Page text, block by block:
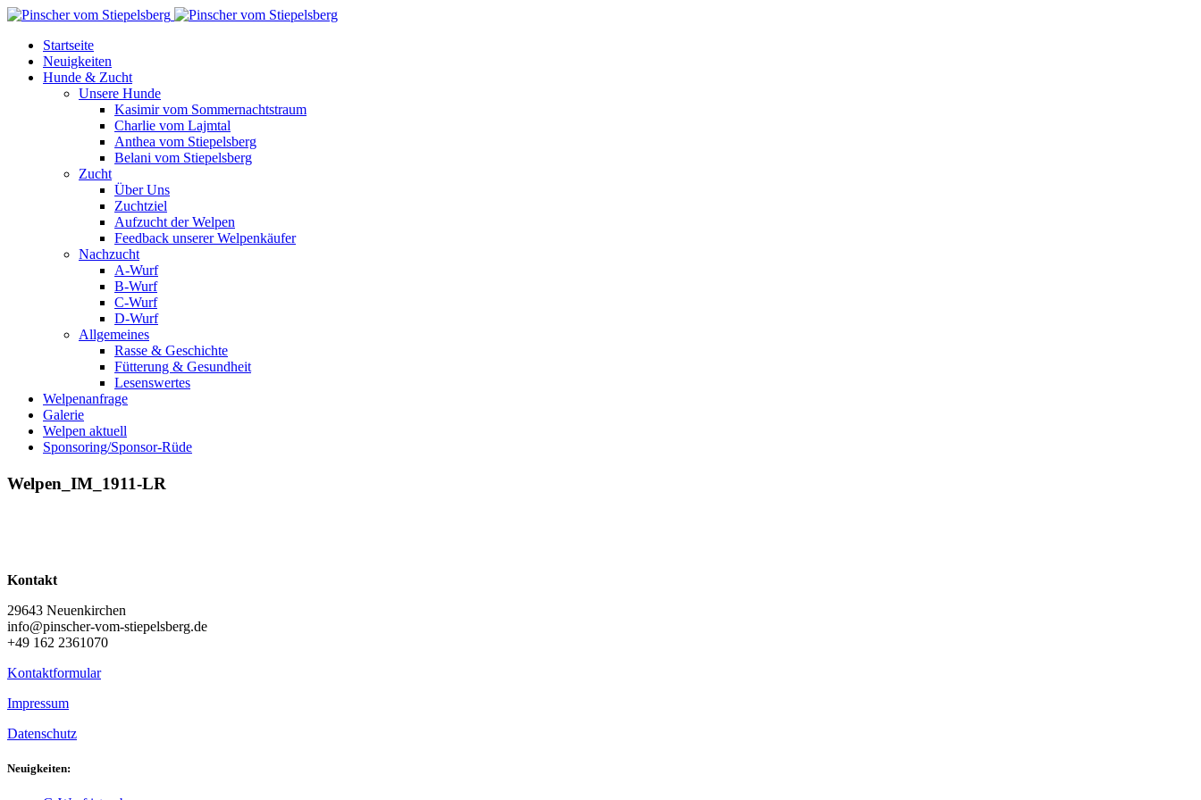
Startseite
Neuigkeiten
Hunde & Zucht
Unsere Hunde
Kasimir vom Sommernachtstraum
Charlie vom Lajmtal
Anthea vom Stiepelsberg
Belani vom Stiepelsberg
Zucht
Über Uns
Zuchtziel
Aufzucht der Welpen
Feedback unserer Welpenkäufer
Nachzucht
A-Wurf
B-Wurf
C-Wurf
D-Wurf
Allgemeines
Rasse & Geschichte
Fütterung & Gesundheit
Lesenswertes
Welpenanfrage
Galerie
Welpen aktuell
Sponsoring/Sponsor-Rüde
Welpen_IM_1911-LR
Kontakt
29643 Neuenkirchen
info@pinscher-vom-stiepelsberg.de
+49 162 2361070
Kontaktformular
Impressum
Datenschutz
Neuigkeiten: